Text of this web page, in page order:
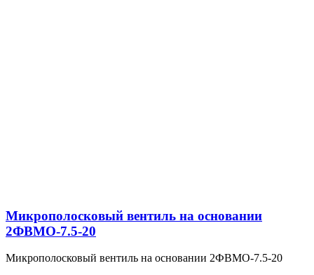
Микрополосковый вентиль на основании
2ФВМO-7.5-20
Микрополосковый вентиль на основании 2ФВМO-7.5-20